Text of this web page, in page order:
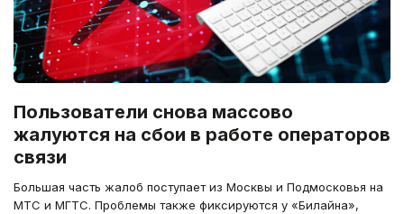
Пользователи снова массово
жалуются на сбои в работе операторов
связи
Большая часть жалоб поступает из Москвы и Подмосковья на
МТС и МГТС. Проблемы также фиксируются у «Билайна»,